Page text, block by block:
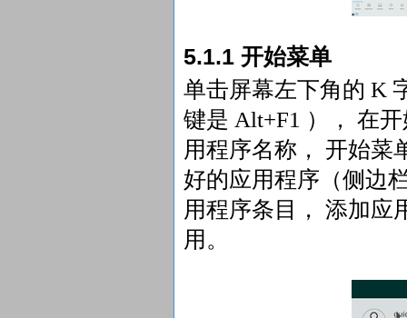
5.1.1 开始菜单
单击屏幕左下角的 K
键是 Alt+F1 ）， 在
用程序名称， 开始菜
好的应用程序（侧边
用程序条目， 添加应
用。